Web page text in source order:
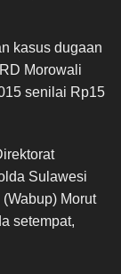
kasus dugaan
Morowali
senilai Rp15
Sulawesi
Morut
setempat,